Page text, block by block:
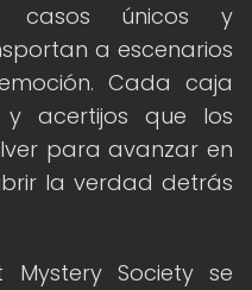
casos únicos y
a escenarios
Cada caja
y acertijos que los
para avanzar en
la verdad detrás
Mystery Society se